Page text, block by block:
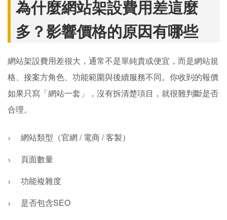
為什麼網站架設費用差這麼
多？影響價格的原因有哪些
網站架設費用差很大，通常不是單純貴或便宜，而是網站規
格、接案方角色、功能範圍與後續服務不同。你收到的報價
如果只寫「網站一套」，沒有拆清楚項目，就很難判斷是否
合理。
網站類型（官網 / 電商 / 客製）
頁面數量
功能複雜度
是否包含SEO